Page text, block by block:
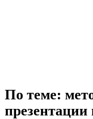
По теме: